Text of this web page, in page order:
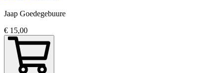
Jaap Goedegebuure
€ 15,00